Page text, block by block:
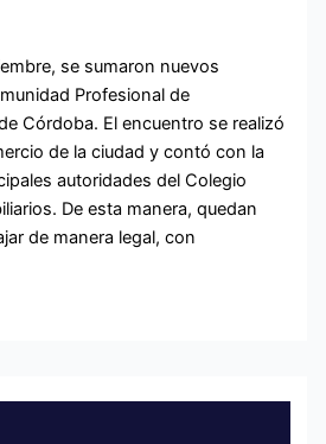
se sumaron nuevos
Profesional de
Córdoba. El encuentro se realizó
de la ciudad y contó con la
autoridades del Colegio
De esta manera, quedan
de manera legal, con